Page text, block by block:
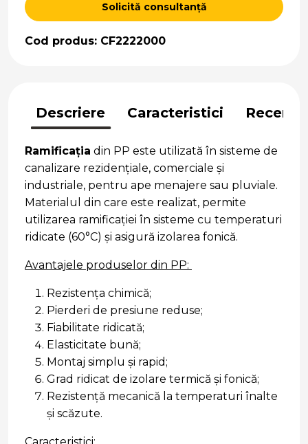
Solicită consultanță
Cod produs: CF2222000
Descriere Caracteristici
Ramificația din PP este utilizată în sisteme de
canalizare rezidențiale, comerciale și
industriale, pentru ape menajere sau pluviale.
Materialul din care este realizat, permite
utilizarea ramificației în sisteme cu temperaturi
ridicate (60°C) și asigură izolarea fonică.
Avantajele produselor din PP:
Rezistența chimică;
Pierderi de presiune reduse;
Fiabilitate ridicată;
Elasticitate bună;
Montaj simplu și rapid;
Grad ridicat de izolare termică și fonică;
Rezistență mecanică la temperaturi înalte
și scăzute.